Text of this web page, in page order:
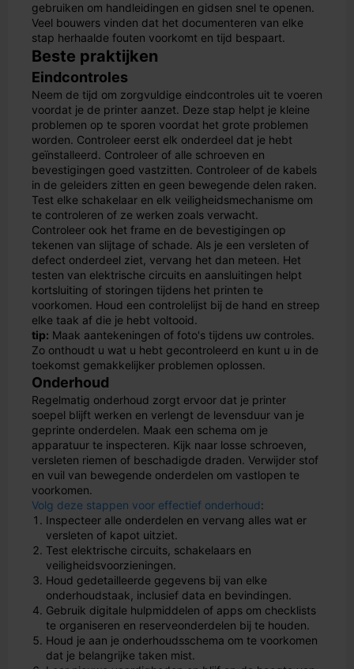
gebruiken om handleidingen en gidsen snel te openen.
Veel bouwers vinden dat het documenteren van elke
stap herhaalde fouten voorkomt en tijd bespaart.
Beste praktijken
Eindcontroles
Neem de tijd om zorgvuldige eindcontroles uit te voeren
voordat je de printer aanzet. Deze stap helpt je kleine
problemen op te sporen voordat het grote problemen
worden. Controleer eerst elk onderdeel dat je hebt
geïnstalleerd. Controleer of alle schroeven en
bevestigingen goed vastzitten. Controleer of de kabels
in de geleiders zitten en geen bewegende delen raken.
Test elke schakelaar en elk veiligheidsmechanisme om
te controleren of ze werken zoals verwacht.
Controleer ook het frame en de bevestigingen op
tekenen van slijtage of schade. Als je een versleten of
defect onderdeel ziet, vervang het dan meteen. Het
testen van elektrische circuits en aansluitingen helpt
kortsluiting of storingen tijdens het printen te
voorkomen. Houd een controlelijst bij de hand en streep
elke taak af die je hebt voltooid.
tip: Maak aantekeningen of foto's tijdens uw controles.
Zo onthoudt u wat u hebt gecontroleerd en kunt u in de
toekomst gemakkelijker problemen oplossen.
Onderhoud
Regelmatig onderhoud zorgt ervoor dat je printer
soepel blijft werken en verlengt de levensduur van je
geprinte onderdelen. Maak een schema om je
apparatuur te inspecteren. Kijk naar losse schroeven,
versleten riemen of beschadigde draden. Verwijder stof
en vuil van bewegende onderdelen om vastlopen te
voorkomen.
Volg deze stappen voor effectief onderhoud:
Inspecteer alle onderdelen en vervang alles wat er
versleten of kapot uitziet.
Test elektrische circuits, schakelaars en
veiligheidsvoorzieningen.
Houd gedetailleerde gegevens bij van elke
onderhoudstaak, inclusief data en bevindingen.
Gebruik digitale hulpmiddelen of apps om checklists
te organiseren en reserveonderdelen bij te houden.
Houd je aan je onderhoudsschema om te voorkomen
dat je belangrijke taken mist.